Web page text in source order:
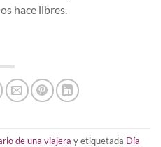
hace libres.
de una viajera y etiquetada Día